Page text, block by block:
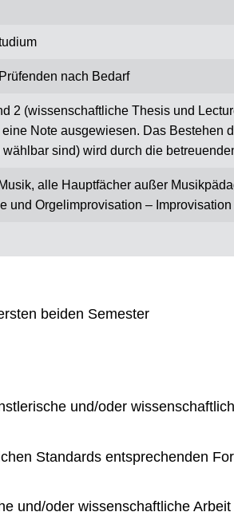
nach Bedarf
2 (wissenschaftliche Thesis und
Note ausgewiesen. Das Bestehen
sind) wird durch die
alle Hauptfächer außer
und Orgelimprovisation – Improvisation
beiden Semester
und/oder
Standards entsprechenden
und/oder wissenschaftliche